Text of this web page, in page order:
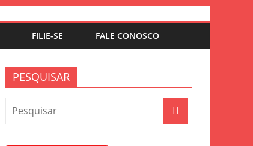
FILIE-SE FALE CONOSCO
PESQUISAR